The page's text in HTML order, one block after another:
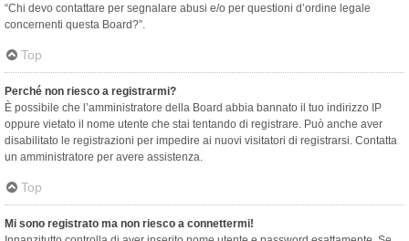
“Chi devo contattare per segnalare abusi e/o per questioni d’ordine legale
concernenti questa Board?”.
Top
Perché non riesco a registrarmi?
È possibile che l’amministratore della Board abbia bannato il tuo indirizzo IP
oppure vietato il nome utente che stai tentando di registrare. Può anche aver
disabilitato le registrazioni per impedire ai nuovi visitatori di registrarsi. Contatta
un amministratore per avere assistenza.
Top
Mi sono registrato ma non riesco a connettermi!